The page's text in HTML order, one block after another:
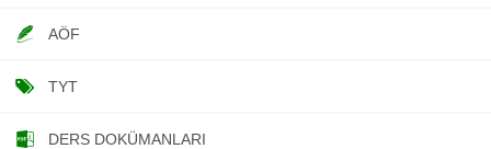
AÖF
TYT
DERS DOKÜMANLARI